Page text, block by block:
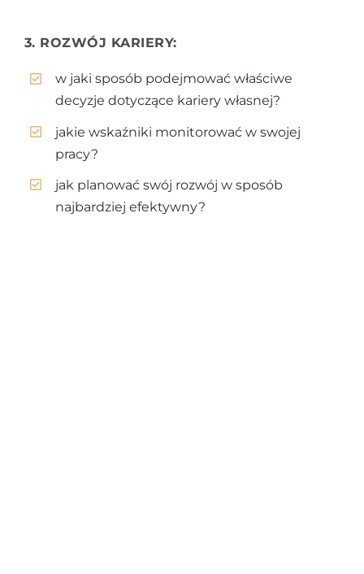
3. ROZWÓJ KARIERY:
w jaki sposób podejmować właściwe
decyzje dotyczące kariery własnej?
jakie wskaźniki monitorować w swojej
pracy?
jak planować swój rozwój w sposób
najbardziej efektywny?